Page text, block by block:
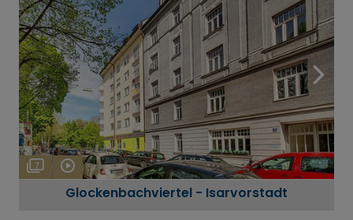
7
Glockenbachviertel - Isarvorstadt